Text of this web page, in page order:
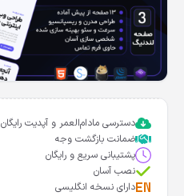
دسترسی مادام‌العمر و آپدیت رایگان
ضمانت بازگشت وجه
پشتیبانی سریع و رایگان
نصب آسان
دارای نسخه انگلیسی